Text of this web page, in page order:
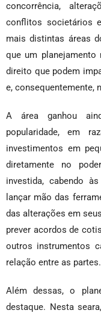
concorrência,
conflitos societários
mais distintas áreas
que um planejamento
direito que podem
e, consequentemente,
A área ganhou
popularidade, em
investimentos em
diretamente no
investida, cabendo
lançar mão das
das alterações em
prever acordos de
outros instrumentos
relação entre as partes.
Além dessas, o
destaque. Nesta